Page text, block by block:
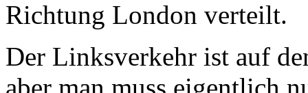
Richtung London verteilt.
Der Linksverkehr ist auf